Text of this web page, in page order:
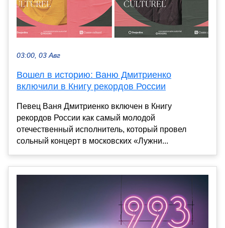
03:00, 03 Авг
Вошел в историю: Ваню Дмитриенко
включили в Книгу рекордов России
Певец Ваня Дмитриенко включен в Книгу
рекордов России как самый молодой
отечественный исполнитель, который провел
сольный концерт в московских «Лужни...